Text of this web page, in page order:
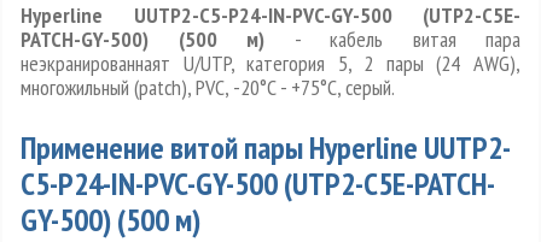
Hyperline UUTP2-C5-P24-IN-PVC-GY-500 (UTP2-C5E-
PATCH-GY-500) (500 м) - кабель витая пара
неэкранированнаят U/UTP, категория 5, 2 пары (24 AWG),
многожильный (patсh), PVC, -20°C - +75°C, серый.
Применение витой пары Hyperline UUTP2-
C5-P24-IN-PVC-GY-500 (UTP2-C5E-PATCH-
GY-500) (500 м)